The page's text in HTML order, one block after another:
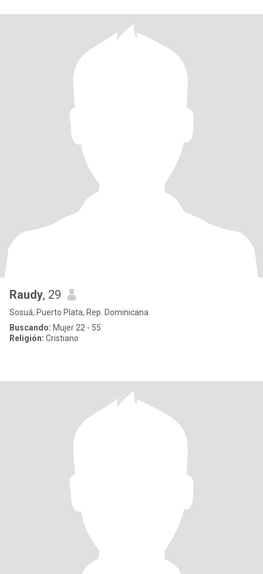
Raudy, 29
Sosuá, Puerto Plata, Rep. Dominicana
Buscando: Mujer 22 - 55
Religión: Cristiano